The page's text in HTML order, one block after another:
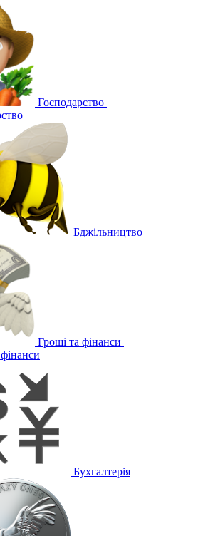
Господарство
Бджільництво
Гроші та фінанси
Бухгалтерія